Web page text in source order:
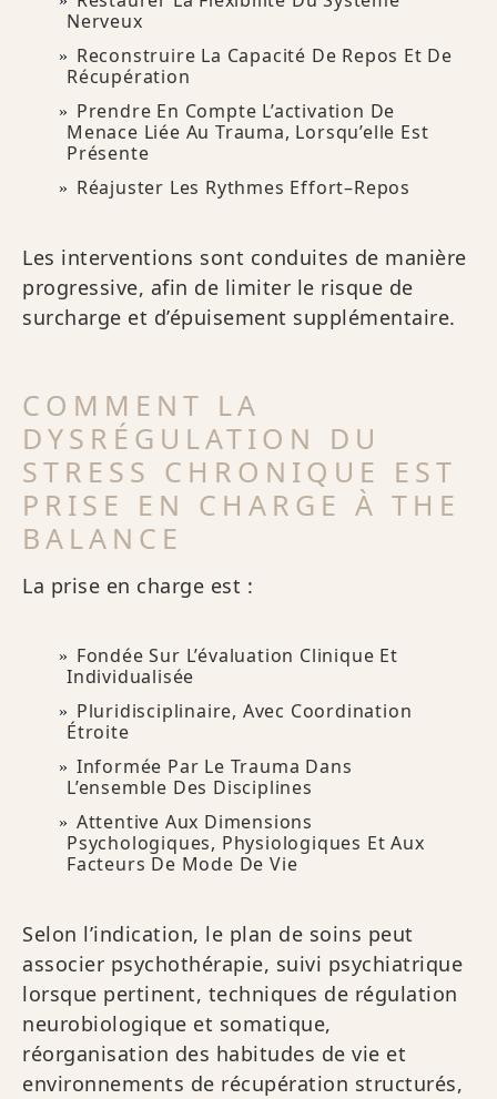
Nerveux
Reconstruire La Capacité De Repos Et De
Récupération
Prendre En Compte L’activation De
Menace Liée Au Trauma, Lorsqu’elle Est
Présente
Réajuster Les Rythmes Effort–Repos
Les interventions sont conduites de manière
progressive, afin de limiter le risque de
surcharge et d’épuisement supplémentaire.
COMMENT LA
DYSRÉGULATION DU
STRESS CHRONIQUE EST
PRISE EN CHARGE À THE
BALANCE
La prise en charge est :
Fondée Sur L’évaluation Clinique Et
Individualisée
Pluridisciplinaire, Avec Coordination
Étroite
Informée Par Le Trauma Dans
L’ensemble Des Disciplines
Attentive Aux Dimensions
Psychologiques, Physiologiques Et Aux
Facteurs De Mode De Vie
Selon l’indication, le plan de soins peut
associer psychothérapie, suivi psychiatrique
lorsque pertinent, techniques de régulation
neurobiologique et somatique,
réorganisation des habitudes de vie et
environnements de récupération structurés,